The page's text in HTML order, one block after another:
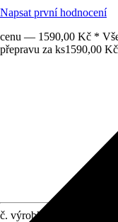
Napsat první hodnocení
cenu — 1590,00 Kč *
přepravu za ks1590,00 Kč
č. výrobku